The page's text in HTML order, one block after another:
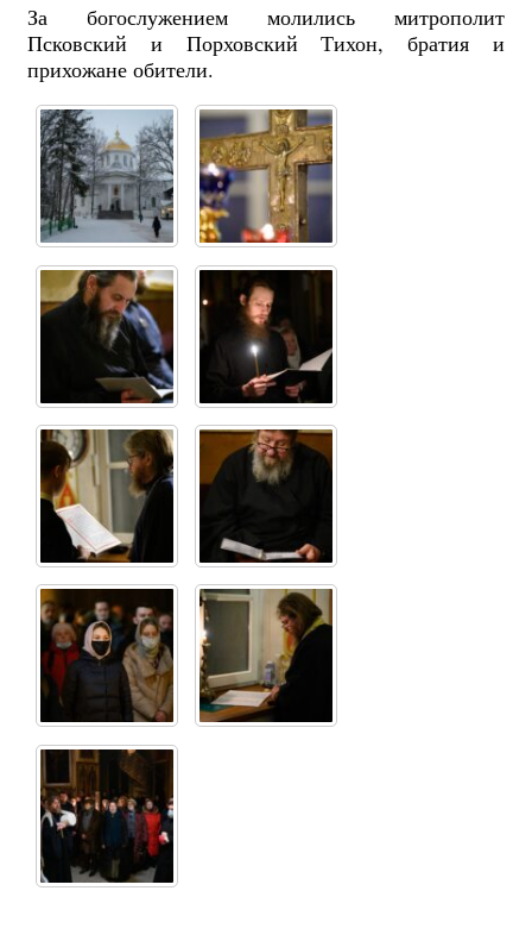
За богослужением молились митрополит
Псковский и Порховский Тихон, братия и
прихожане обители.